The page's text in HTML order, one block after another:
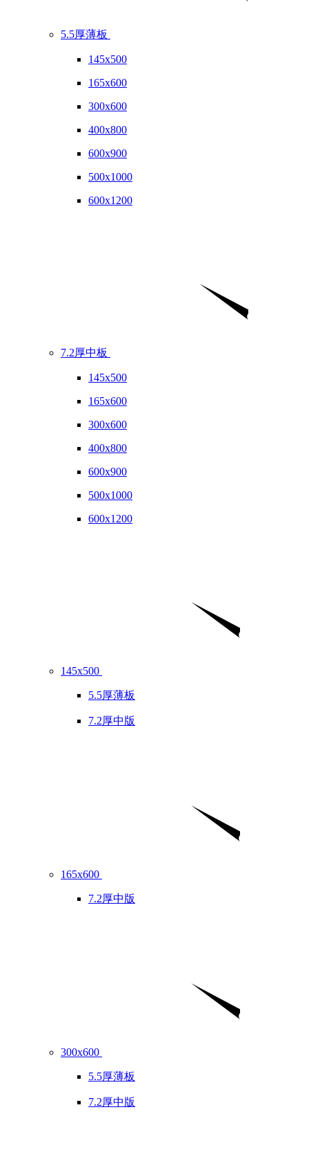
5.5厚薄板
145x500
165x600
300x600
400x800
600x900
500x1000
600x1200
7.2厚中板
145x500
165x600
300x600
400x800
600x900
500x1000
600x1200
145x500
5.5厚薄板
7.2厚中版
165x600
7.2厚中版
300x600
5.5厚薄板
7.2厚中版